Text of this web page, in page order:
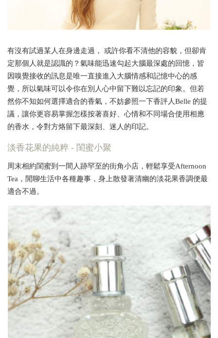
有沒有試過某人在身邊走過， 或許你看不清他的容貌，但卻肯
定那個人就是認識的？氣味能迅速勾起大腦最深處的回憶，皆
因嗅覺接收的訊息是唯一直接進入大腦情感和記憶中心的感
覺，所以氣味可以令你在別人心中留下難以忘記的印象。但若
然你不知如何選擇適合的香氣，不妨參照一下香評人Belle 的提
議，讓你更容易掌握怎樣按著喜好、心情和不同場合使用相應
的香水，令對方烙留下最深刻、迷人的印記。
淡香花果的純粹 - 閨蜜小聚
周末相約閨蜜到一間人跡罕至的街角小店，輕鬆享受Afternoon
Tea，閒聊生活中各種趣事，身上散發著清幽的淡花果香調便最
適合不過。